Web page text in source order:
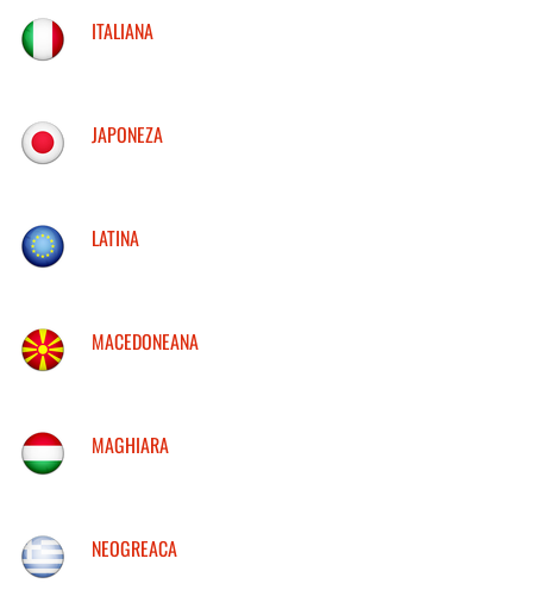
ITALIANA
JAPONEZA
LATINA
MACEDONEANA
MAGHIARA
NEOGREACA